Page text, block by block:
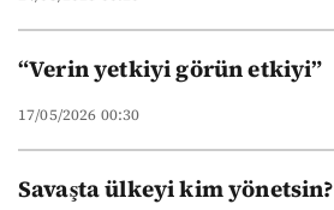
“Verin yetkiyi görün etkiyi”
17/05/2026 00:30
Savaşta ülkeyi kim yönetsin?